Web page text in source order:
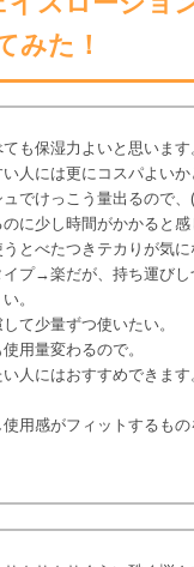
みた！
も保湿力よいと思います
人には更にコスパよいか
でけっこう量出るので
に少し時間がかかると感
とべたつきテカりが気に
イプ→楽だが、持ち運び
。
て少量ずつ使いたい。
用量変わるので。
人にはおすすめできます
用感がフィットするもの